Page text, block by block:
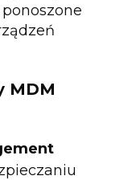
ponoszone
MDM